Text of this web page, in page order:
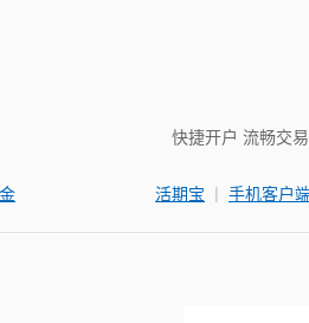
快捷开户 流畅交易
活期宝 | 手机客户